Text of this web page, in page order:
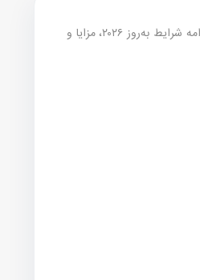
— اگر «هزینه زندگی در رم و میلان برای دانشجو» برایتان سوال است، این راهنمای ۲۰۲۶ دقیقاً برای متقاضیان ایرانی نوشته شده است. در ادامه شرایط به‌روز ۲۰۲۶، مزایا و